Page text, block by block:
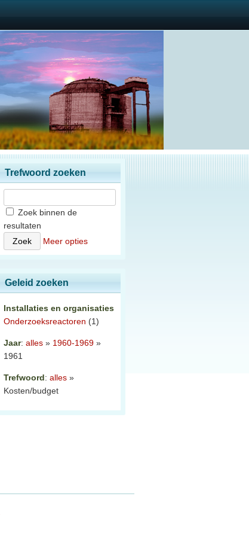
Trefwoord zoeken
Zoek binnen de
resultaten
Meer opties
Geleid zoeken
Installaties en organisaties
Onderzoeksreactoren (1)
Jaar: alles » 1960-1969 »
1961
Trefwoord: alles »
Kosten/budget